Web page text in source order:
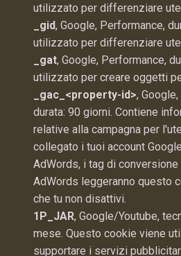
utilizzato per differenziare
_gid, Google, Performance,
utilizzato per differenziare
_gat, Google, Performance,
utilizzato per creare oggetti
_gac_<property-id>,
durata: 90 giorni. Contiene
relative alla campagna per
collegato i tuoi account
AdWords, i tag di
AdWords leggeranno questo
che tu non disattivi.
1P_JAR, Google/Youtube,
mese. Questo cookie viene
supportare i servizi